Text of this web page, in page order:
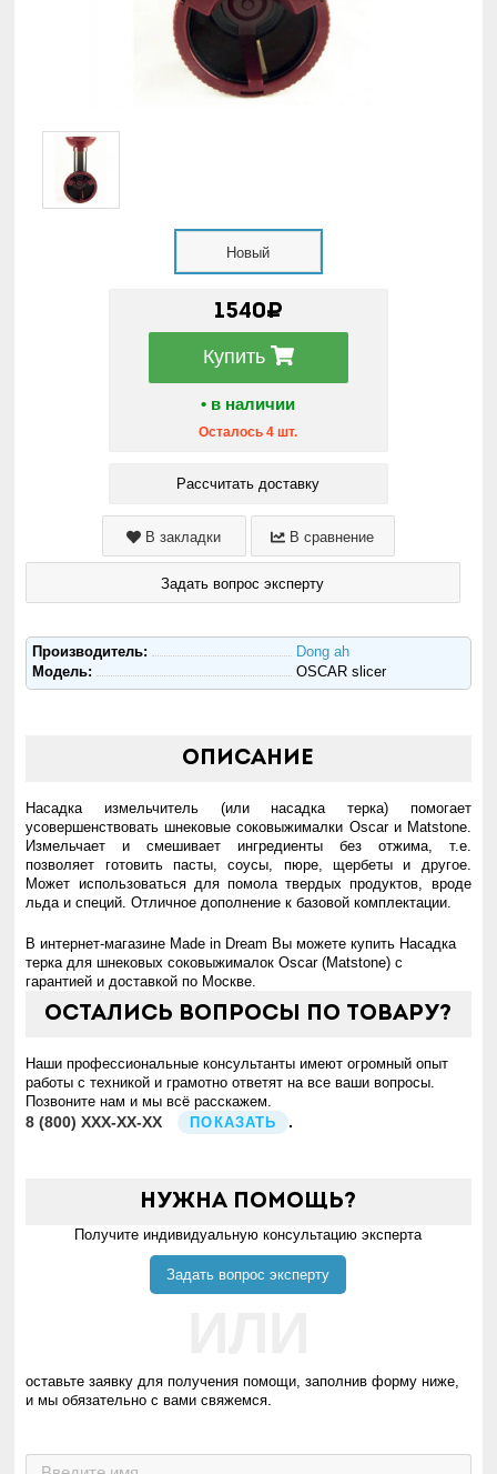
Новый
1540₽
Купить
• в наличии
Осталось 4 шт.
Рассчитать доставку
В закладки В сравнение
Задать вопрос эксперту
Производитель:
Dong ah
Модель:
OSCAR slicer
Описание
Насадка измельчитель (или насадка терка) помогает
усовершенствовать шнековые соковыжималки Oscar и Matstone.
Измельчает и смешивает ингредиенты без отжима, т.е.
позволяет готовить пасты, соусы, пюре, щербеты и другое.
Может использоваться для помола твердых продуктов, вроде
льда и специй. Отличное дополнение к базовой комплектации.
В интернет-магазине Made in Dream Вы можете купить Насадка
терка для шнековых соковыжималок Oscar (Matstone) с
гарантией и доставкой по Москве.
Остались вопросы по товару?
Наши профессиональные консультанты имеют огромный опыт
работы с техникой и грамотно ответят на все ваши вопросы.
Позвоните нам и мы всё расскажем.
8 (800)XXX-XX-XX ПОКАЗАТЬ .
Нужна помощь?
Получите индивидуальную консультацию эксперта
Задать вопрос эксперту
оставьте заявку для получения помощи, заполнив форму ниже,
и мы обязательно с вами свяжемся.